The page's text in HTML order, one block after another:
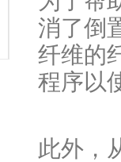
消了倒
纤维的
程序以
此外，